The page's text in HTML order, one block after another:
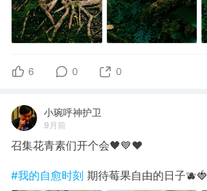
6 0 0
小琬呼神护卫
9月前
召集花青素们开个会🖤💙❤️
#我的自愈时刻 期待莓果自由的日子🫐🍓